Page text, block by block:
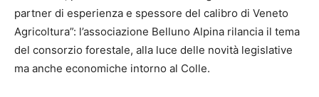
partner di esperienza e spessore del calibro di Veneto
Agricoltura”: l’associazione Belluno Alpina rilancia il tema
del consorzio forestale, alla luce delle novità legislative
ma anche economiche intorno al Colle.